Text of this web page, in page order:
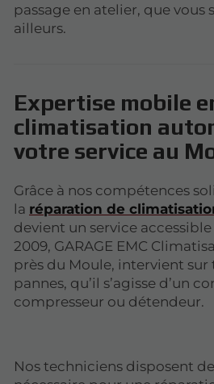
passage en atelier, que vous
ailleurs.
Expertise mobile
climatisation
votre service au
Grâce à nos compétences
la réparation de
devient un service
2009, GARAGE EMC
près du Moule, intervient sur
pannes, qu’il s’agisse d’un
compresseur ou détendeur.
Nos techniciens disposent